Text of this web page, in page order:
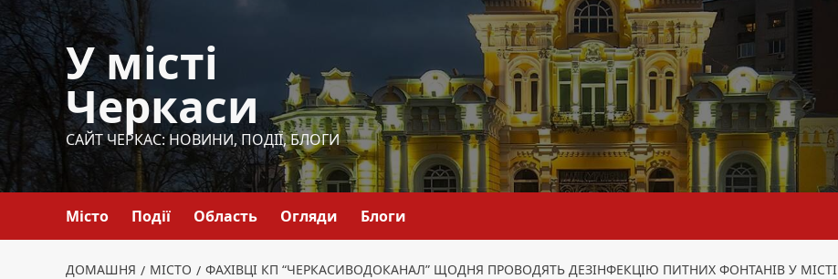
Перейти
до
вмісту
У місті
Черкаси
САЙТ ЧЕРКАС: НОВИНИ, ПОДІЇ, БЛОГИ
Місто Події Область Огляди Блоги
ДОМАШНЯ МІСТО ФАХІВЦІ КП “ЧЕРКАСИВОДОКАНАЛ” ЩОДНЯ ПРОВОДЯТЬ ДЕЗІНФЕКЦІЮ ПИТНИХ ФОНТАНІВ У МІСТІ